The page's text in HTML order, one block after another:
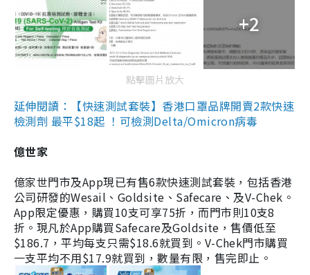
+2
點擊圖片放大
延伸閱讀：【快速測試套裝】香港口罩品牌開賣2款快速
檢測劑 最平$18起 ！可檢測Delta/Omicron病毒
億世家
億家世門市及App現已有售6款快速測試套裝，包括香港
公司研發的Wesail、Goldsite、Safecare、及V-Chek。
App限定優惠，購買10支可享75折，而門市則10支8
折。現凡於App購買Safecare及Goldsite，售價低至
$186.7，平均每支只需$18.6就買到。V-Chek門市購買
一支平均不用$17.9就買到，數量有限，售完即止。